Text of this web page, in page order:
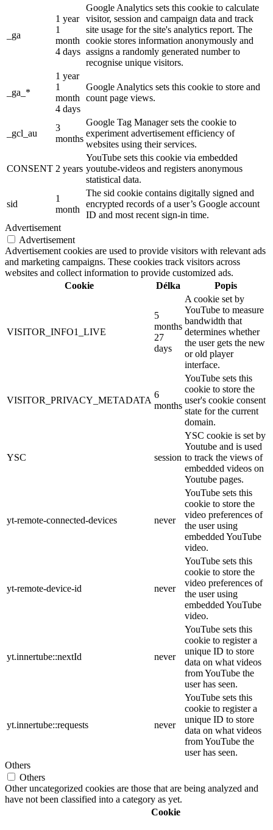
_ga
1 year
1
month
4 days
Google Analytics sets this cookie to calculate
visitor, session and campaign data and track
site usage for the site's analytics report. The
cookie stores information anonymously and
assigns a randomly generated number to
recognise unique visitors.
_ga_*
1 year
1
month
4 days
Google Analytics sets this cookie to store and
count page views.
_gcl_au
3
months
Google Tag Manager sets the cookie to
experiment advertisement efficiency of
websites using their services.
CONSENT 2 years
YouTube sets this cookie via embedded
youtube-videos and registers anonymous
statistical data.
sid
1
month
The sid cookie contains digitally signed and
encrypted records of a user’s Google account
ID and most recent sign-in time.
Advertisement
Advertisement
Advertisement cookies are used to provide visitors with relevant ads
and marketing campaigns. These cookies track visitors across
websites and collect information to provide customized ads.
Cookie
Délka Popis
VISITOR_INFO1_LIVE
5
months
27
days
A cookie set by
YouTube to measure
bandwidth that
determines whether
the user gets the new
or old player
interface.
VISITOR_PRIVACY_METADATA
6
months
YouTube sets this
cookie to store the
user's cookie consent
state for the current
domain.
YSC session
YSC cookie is set by
Youtube and is used
to track the views of
embedded videos on
Youtube pages.
yt-remote-connected-devices never
YouTube sets this
cookie to store the
video preferences of
the user using
embedded YouTube
video.
yt-remote-device-id never
YouTube sets this
cookie to store the
video preferences of
the user using
embedded YouTube
video.
yt.innertube::nextId never
YouTube sets this
cookie to register a
unique ID to store
data on what videos
from YouTube the
user has seen.
yt.innertube::requests never
YouTube sets this
cookie to register a
unique ID to store
data on what videos
from YouTube the
user has seen.
Others
Others
Other uncategorized cookies are those that are being analyzed and
have not been classified into a category as yet.
Cookie